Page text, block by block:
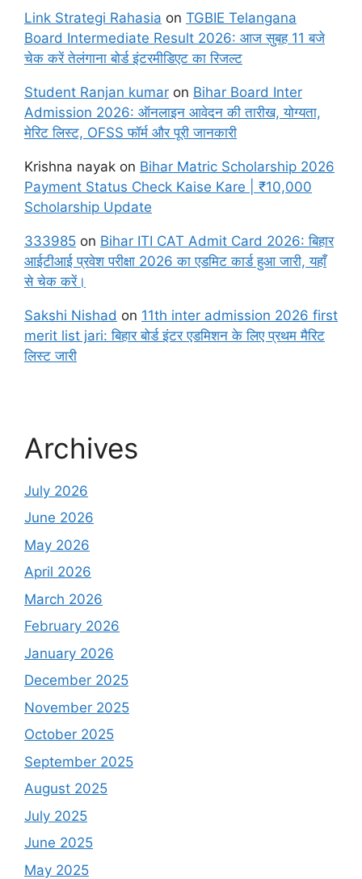
Link Strategi Rahasia on TGBIE Telangana
Board Intermediate Result 2026: आज सुबह 11 बजे
चेक करें तेलंगाना बोर्ड इंटरमीडिएट का रिजल्ट
Student Ranjan kumar on Bihar Board Inter
Admission 2026: ऑनलाइन आवेदन की तारीख, योग्यता,
मेरिट लिस्ट, OFSS फॉर्म और पूरी जानकारी
Krishna nayak on Bihar Matric Scholarship 2026
Payment Status Check Kaise Kare | ₹10,000
Scholarship Update
333985 on Bihar ITI CAT Admit Card 2026: बिहार
आईटीआई प्रवेश परीक्षा 2026 का एडमिट कार्ड हुआ जारी, यहाँ
से चेक करें।
Sakshi Nishad on 11th inter admission 2026 first
merit list jari: बिहार बोर्ड इंटर एडमिशन के लिए प्रथम मैरिट
लिस्ट जारी
Archives
July 2026
June 2026
May 2026
April 2026
March 2026
February 2026
January 2026
December 2025
November 2025
October 2025
September 2025
August 2025
July 2025
June 2025
May 2025